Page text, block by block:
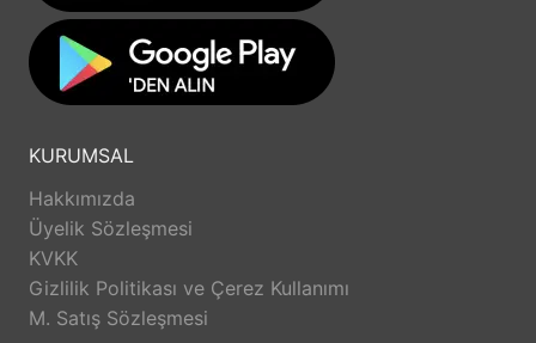
KURUMSAL
Hakkımızda
Üyelik Sözleşmesi
KVKK
Gizlilik Politikası ve Çerez Kullanımı
M. Satış Sözleşmesi